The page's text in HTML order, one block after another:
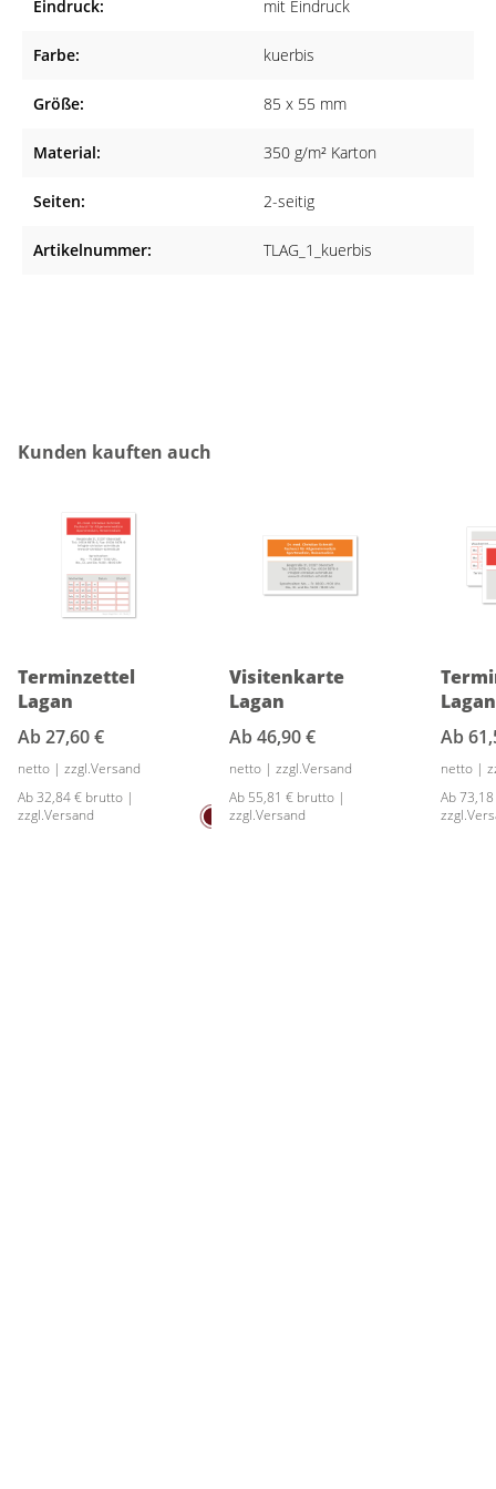
gefertigt, sodass Sie ein qualitatives Produkt erhalten.
Die Terminkarten eignen sich sowohl für Arztpraxen aller
Physiotherapeuten und Zahnärzte.
Eindruck: mit Eindruck
Farbe: kuerbis
Größe: 85 x 55 mm
Material: 350 g/m² Karton
Seiten: 2-seitig
Artikelnummer: TLAG_1_kuerbis
Produktgalerie überspringen
Kunden kauften auch
Terminzettel
Lagan
Ab 27,60 €
netto | zzgl.Versand
Ab 32,84 € brutto |
zzgl.Versand
Visitenkarte
Lagan
Ab46,90 €
netto | zzgl.Versand
Ab 55,81 € brutto |
zzgl.Versand
Lagan
Ab
netto |
Ab